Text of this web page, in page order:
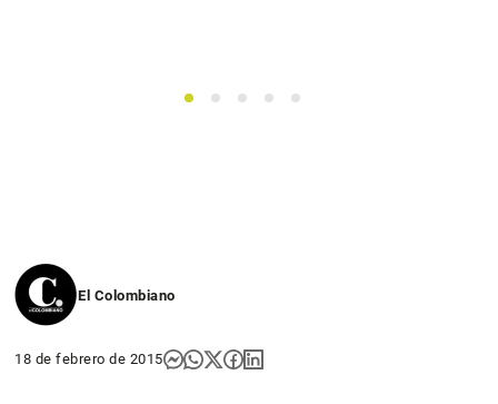
1 2 3 4 5
El Colombiano
18 de febrero de 2015